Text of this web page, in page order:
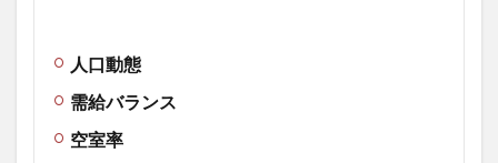
人口動態
需給バランス
空室率